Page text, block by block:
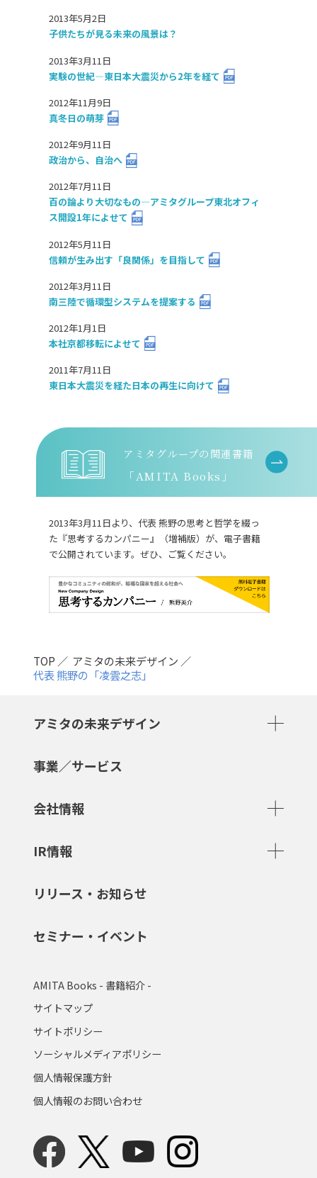
2013年5月2日
子供たちが見る未来の風景は？
2013年3月11日
実験の世紀―東日本大震災から2年を経て
2012年11月9日
真冬日の萌芽
2012年9月11日
政治から、自治へ
2012年7月11日
百の論より大切なもの―アミタグループ東北オフィ
ス開設1年によせて
2012年5月11日
信頼が生み出す「良関係」を目指して
2012年3月11日
南三陸で循環型システムを提案する
2012年1月1日
本社京都移転によせて
2011年7月11日
東日本大震災を経た日本の再生に向けて
アミタグループの関連書籍
「AMITA Books」
2013年3月11日より、代表 熊野の思考と哲学を綴っ
た『思考するカンパニー』（増補版）が、電子書籍
で公開されています。ぜひ、ご覧ください。
TOP
アミタの未来デザイン
代表 熊野の「凌雲之志」
アミタの未来デザイン
事業／サービス
会社情報
IR情報
リリース・お知らせ
セミナー・イベント
AMITA Books - 書籍紹介 -
サイトマップ
サイトポリシー
ソーシャルメディアポリシー
個人情報保護方針
個人情報のお問い合わせ